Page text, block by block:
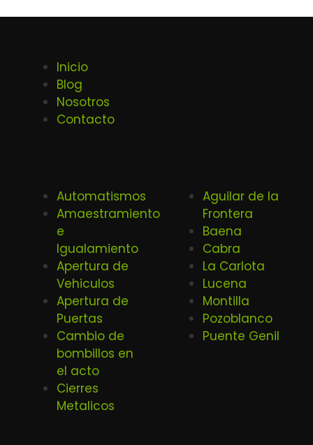
Inicio
Blog
Nosotros
Contacto
Automatismos
Amaestramiento
e
Igualamiento
Apertura de
Vehiculos
Apertura de
Puertas
Cambio de
bombillos en
el acto
Cierres
Metalicos
Aguilar de la
Frontera
Baena
Cabra
La Carlota
Lucena
Montilla
Pozoblanco
Puente Genil